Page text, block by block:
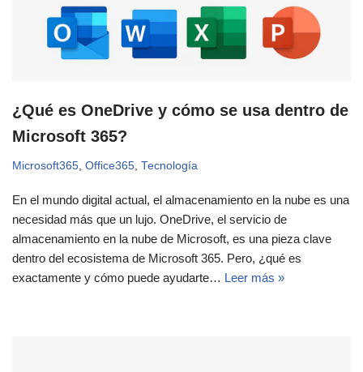
¿Qué es OneDrive y cómo se usa dentro de
Microsoft 365?
Microsoft365, Office365, Tecnología
En el mundo digital actual, el almacenamiento en la nube es una
necesidad más que un lujo. OneDrive, el servicio de
almacenamiento en la nube de Microsoft, es una pieza clave
dentro del ecosistema de Microsoft 365. Pero, ¿qué es
exactamente y cómo puede ayudarte… Leer más »